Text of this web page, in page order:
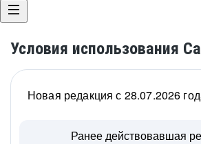
Условия использования
Новая редакция с 28.07.2026
Ранее действовавшая